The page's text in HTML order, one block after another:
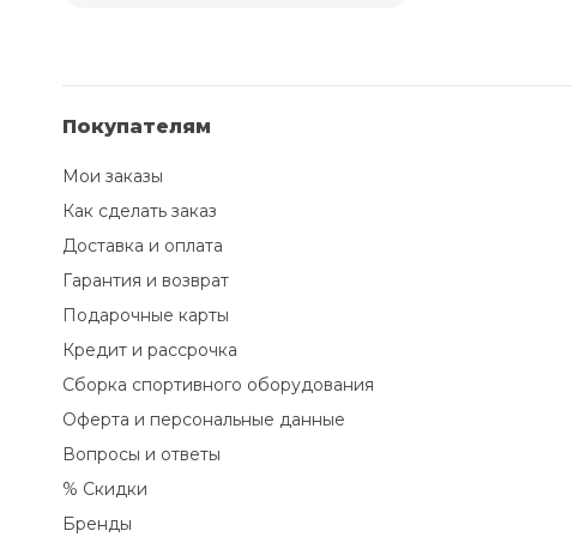
Покупателям
Мои заказы
Как сделать заказ
Доставка и оплата
Гарантия и возврат
Подарочные карты
Кредит и рассрочка
Сборка спортивного оборудования
Оферта и персональные данные
Вопросы и ответы
% Скидки
Бренды